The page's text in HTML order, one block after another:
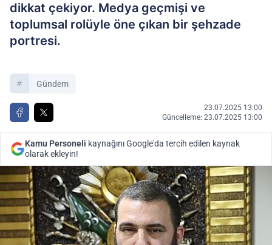
dikkat çekiyor. Medya geçmişi ve
toplumsal rolüyle öne çıkan bir şehzade
portresi.
Gündem
23.07.2025 13:00
Güncelleme: 23.07.2025 13:00
Kamu Personeli kaynağını Google'da tercih edilen kaynak
olarak ekleyin!